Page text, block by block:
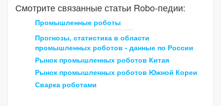
Смотрите связанные статьи Robo-педии:
Промышленные роботы
Прогнозы, статистика в области
промышленных роботов - данные по России
Рынок промышленных роботов Китая
Рынок промышленных роботов Южной Кореи
Сварка роботами